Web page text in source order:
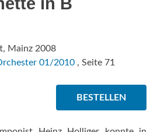
Mainz 2008
01/2010 , Seite 71
BESTELLEN